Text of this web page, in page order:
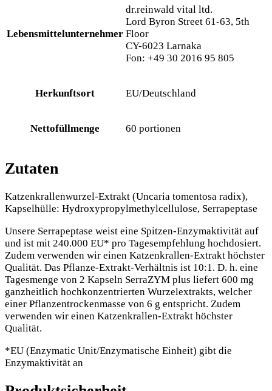
Lebensmittelunternehmer
dr.reinwald vital ltd.
Lord Byron Street 61-63, 5th
Floor
CY-6023 Larnaka
Fon: +49 30 2016 95 805
Herkunftsort EU/Deutschland
Nettofüllmenge 60 portionen
Zutaten
Katzenkrallenwurzel-Extrakt (Uncaria tomentosa radix),
Kapselhülle: Hydroxypropylmethylcellulose, Serrapeptase
Unsere Serrapeptase weist eine Spitzen-Enzymaktivität auf
und ist mit 240.000 EU* pro Tagesempfehlung hochdosiert.
Zudem verwenden wir einen Katzenkrallen-Extrakt höchster
Qualität. Das Pflanze-Extrakt-Verhältnis ist 10:1. D. h. eine
Tagesmenge von 2 Kapseln SerraZYM plus liefert 600 mg
ganzheitlich hochkonzentrierten Wurzelextrakts, welcher
einer Pflanzentrockenmasse von 6 g entspricht. Zudem
verwenden wir einen Katzenkrallen-Extrakt höchster
Qualität.
*EU (Enzymatic Unit/Enzymatische Einheit) gibt die
Enzymaktivität an